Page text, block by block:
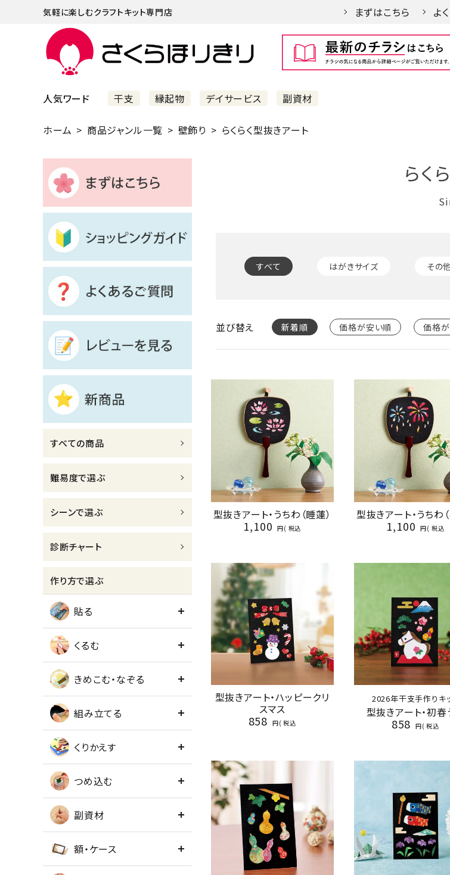
気軽に楽しむクラフトキット専門店 まずはこちら よ
人気ワード 干支 縁起物 デイサービス 副資材
まずはこちら
ショッピングガイド
よくあるご質問
すべての商品
新着商品
診断チャート
ジャンルで選ぶ
レビューを見る
コーポレートサイト
実店舗案内
デイサービス／
お問い合わせ
ACCOUNT MENU
ログイン person
ホーム 商品ジャンル一覧 壁飾り らくらく型抜きアート
すべての商品
難易度で選ぶ
シーンで選ぶ
診断チャート
作り方で選ぶ
貼る
くるむ
きめこむ・なぞる
組み立てる
くりかえす
つめ込む
副資材
額・ケース
らく
すべて はがきサイズ その
並び替え 新着順 価格が安い順 価格
型抜きアート・うちわ（睡蓮）
1,100 税込
型抜きアート・うちわ（
1,100 税込
型抜きアート・ハッピークリ
スマス
858 税込
2026年干支手作りキ
型抜きアート・初春
858 税込